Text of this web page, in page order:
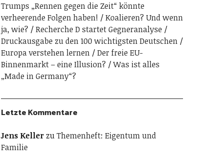
Trumps „Rennen gegen die Zeit“ könnte
verheerende Folgen haben!
Koalieren? Und wenn
ja, wie?
Recherche D startet Gegneranalyse
Druckausgabe zu den 100 wichtigsten Deutschen
Europa verstehen lernen
Der freie EU-
Binnenmarkt – eine Illusion?
Was ist alles
„Made in Germany“?
Letzte Kommentare
Jens KellerzuThemenheft: Eigentum und
Familie